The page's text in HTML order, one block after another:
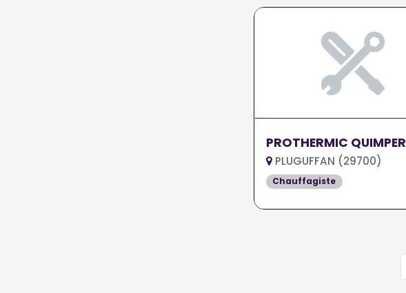
PROTHERMIC QUIMPER
PLUGUFFAN (29700)
Chauffagiste